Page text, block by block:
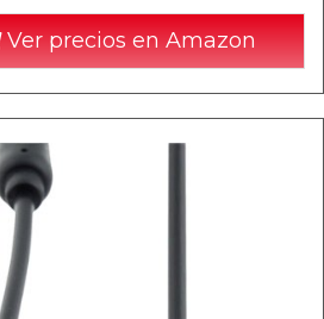
Ver precios en Amazon